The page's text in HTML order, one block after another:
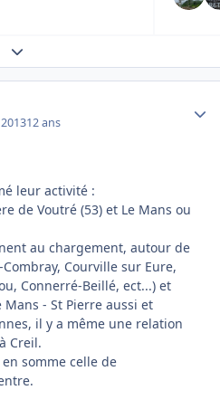
Expand topic overview
12 ans
leur activité :
de Voutré (53) et Le Mans ou
au chargement, autour de
Courville sur Eure,
Connerré-Beillé, ect...) et
- St Pierre aussi et
il y a même une relation
Creil.
somme celle de